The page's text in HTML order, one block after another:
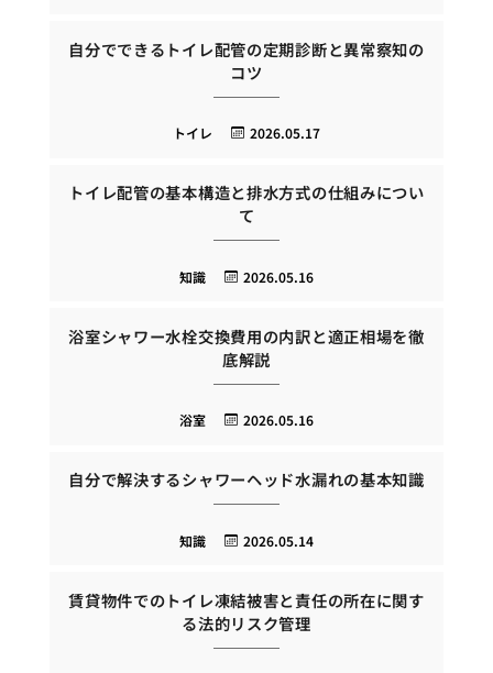
自分でできるトイレ配管の定期診断と異常察知の
コツ
2026.05.17
トイレ
トイレ配管の基本構造と排水方式の仕組みについ
て
2026.05.16
知識
浴室シャワー水栓交換費用の内訳と適正相場を徹
底解説
2026.05.16
浴室
自分で解決するシャワーヘッド水漏れの基本知識
2026.05.14
知識
賃貸物件でのトイレ凍結被害と責任の所在に関す
る法的リスク管理